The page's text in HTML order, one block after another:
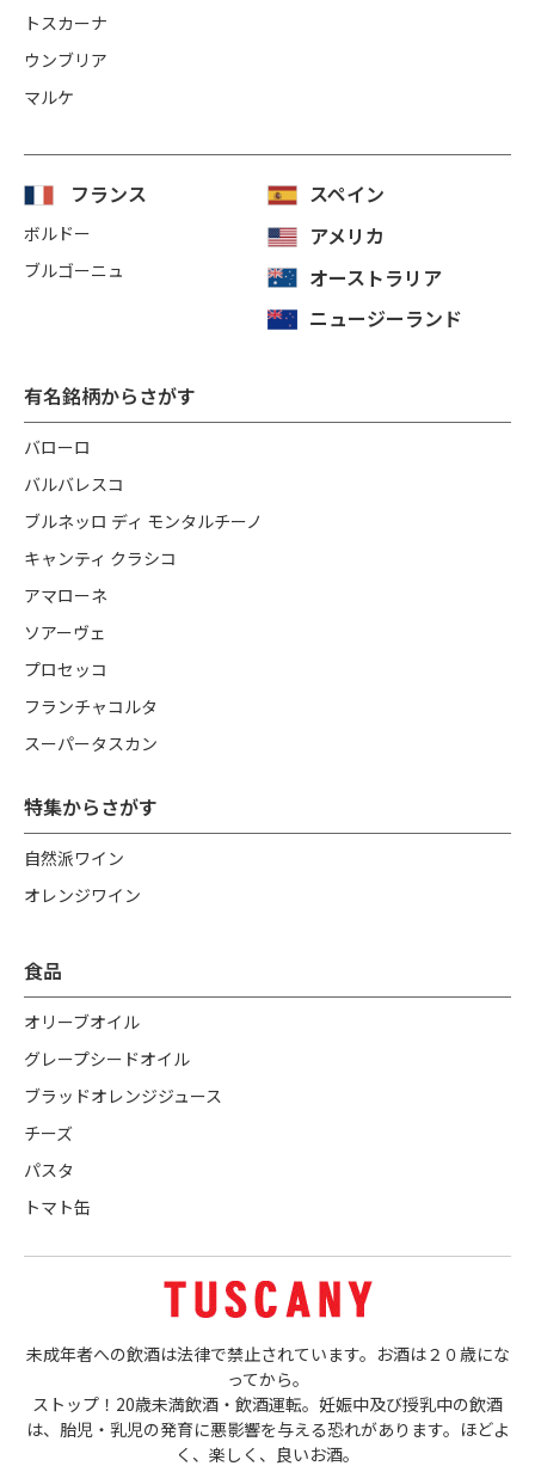
トスカーナ
ウンブリア
マルケ
フランス
ボルドー
ブルゴーニュ
スペイン
アメリカ
オーストラリア
ニュージーランド
有名銘柄からさがす
バローロ
バルバレスコ
ブルネッロ ディ モンタルチーノ
キャンティ クラシコ
アマローネ
ソアーヴェ
プロセッコ
フランチャコルタ
スーパータスカン
特集からさがす
自然派ワイン
オレンジワイン
食品
オリーブオイル
グレープシードオイル
ブラッドオレンジジュース
チーズ
パスタ
トマト缶
未成年者への飲酒は法律で禁止されています。お酒は２０歳にな
ってから。
ストップ！20歳未満飲酒・飲酒運転。妊娠中及び授乳中の飲酒
は、胎児・乳児の発育に悪影響を与える恐れがあります。ほどよ
く、楽しく、良いお酒。